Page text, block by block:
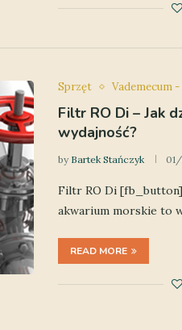
Sprzęt Vademecum
Filtr RO Di – Jak
wydajność?
by Bartek Stańczyk
Filtr RO Di [fb_button]
akwarium morskie to
READ MORE